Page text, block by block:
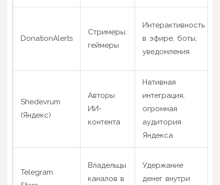
DonationAlerts
Стримеры,
геймеры
Интерактивность
в эфире, боты,
уведомления
Shedevrum
(Яндекс)
Авторы
ИИ-
контента
Нативная
интеграция,
огромная
аудитория
Яндекса
Telegram
Владельцы
каналов в
Удержание
денег внутри